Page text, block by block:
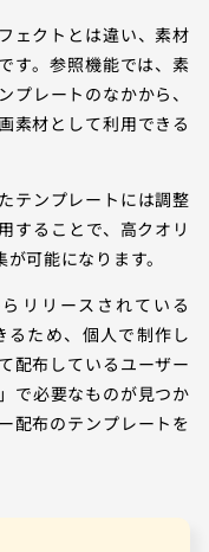
ェクトとは違い、素材
す。参照機能では、素
レートのなかから、
素材として利用できる
テンプレートには調整
することで、高クオリ
可能になります。
リリースされている
ため、個人で制作し
配布しているユーザー
で必要なものが見つか
配布のテンプレートを